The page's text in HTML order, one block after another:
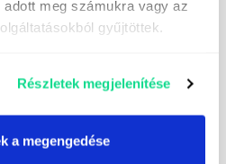
meg számukra vagy az
gyűjtöttek.
Részletek megjelenítése
a megengedése
Lízing
kéttengelyes három
oldalra billentő